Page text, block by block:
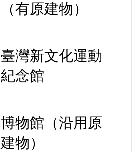
（有原建物）
臺灣新文化運動
紀念館
博物館（沿用原
建物）